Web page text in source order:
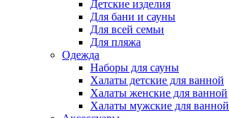
Детские изделия
Для бани и сауны
Для всей семьи
Для пляжа
Одежда
Наборы для сауны
Халаты детские для ванной
Халаты женские для ванной
Халаты мужские для ванной